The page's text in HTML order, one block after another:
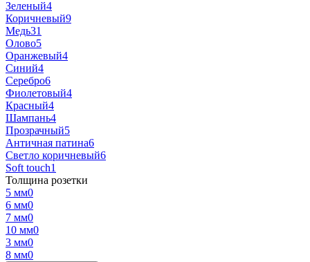
Зеленый4
Коричневый9
Медь31
Олово5
Оранжевый4
Синий4
Серебро6
Фиолетовый4
Красный4
Шампань4
Прозрачный5
Античная патина6
Светло коричневый6
Soft touch1
Толщина розетки
5 мм0
6 мм0
7 мм0
10 мм0
3 мм0
8 мм0